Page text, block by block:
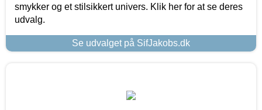
smykker og et stilsikkert univers. Klik her for at se deres
udvalg.
Se udvalget på SifJakobs.dk